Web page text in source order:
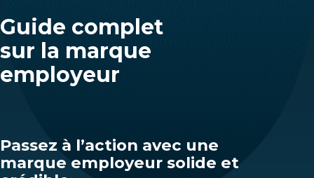
Guide complet
sur la marque
employeur
Passez à l’action avec une
marque employeur solide et